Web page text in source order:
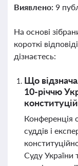
Виявлено: 9
На основі
короткі
дізнаєтесь:
Що
10-річчю
Конференція
суддів і
Суду України